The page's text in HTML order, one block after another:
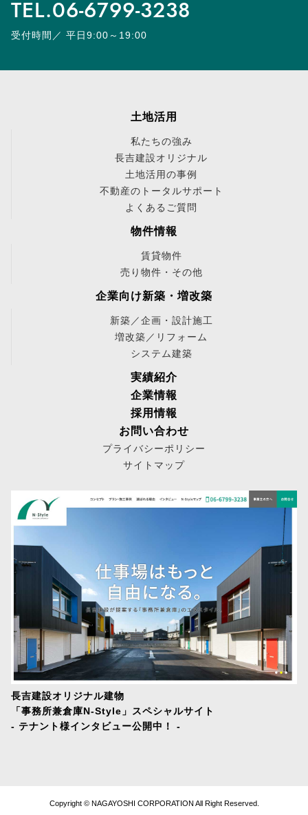
TEL.06-6799-3238
受付時間／ 平日9:00～19:00
土地活用
私たちの強み
長吉建設オリジナル
土地活用の事例
不動産のトータルサポート
よくあるご質問
物件情報
賃貸物件
売り物件・その他
企業向け新築・増改築
新築／企画・設計施工
増改築／リフォーム
システム建築
実績紹介
企業情報
採用情報
お問い合わせ
プライバシーポリシー
サイトマップ
長吉建設オリジナル建物
「事務所兼倉庫N-Style」スペシャルサイト
- テナント様インタビュー公開中！ -
Copyright © NAGAYOSHI CORPORATION All Right Reserved.